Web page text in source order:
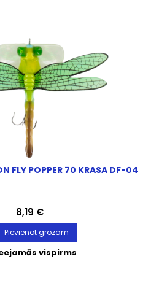
FLY POPPER 70 KRASA DF-04
Cena
8,19 €
Pievienot grozam
vispirms